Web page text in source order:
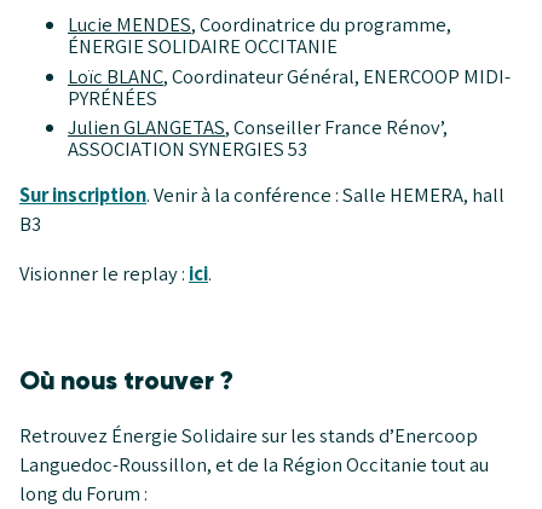
Lucie MENDES, Coordinatrice du programme,
ÉNERGIE SOLIDAIRE OCCITANIE
Loïc BLANC, Coordinateur Général, ENERCOOP MIDI-
PYRÉNÉES
Julien GLANGETAS, Conseiller France Rénov’,
ASSOCIATION SYNERGIES 53
Sur inscription. Venir à la conférence : Salle HEMERA, hall
B3
Visionner le replay : ici.
Où nous trouver ?
Retrouvez Énergie Solidaire sur les stands d’Enercoop
Languedoc-Roussillon, et de la Région Occitanie tout au
long du Forum :